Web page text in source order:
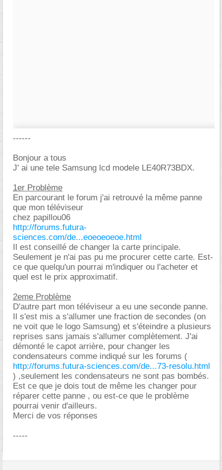
------
Bonjour a tous
J' ai une tele Samsung lcd modele LE40R73BDX.
1er Problème
En parcourant le forum j'ai retrouvé la même panne
que mon téléviseur
chez papillou06
http://forums.futura-
sciences.com/de...eoeoeoeoe.html
Il est conseillé de changer la carte principale.
Seulement je n'ai pas pu me procurer cette carte. Est-
ce que quelqu'un pourrai m'indiquer ou l'acheter et
quel est le prix approximatif.
2eme Problème
D'autre part mon téléviseur a eu une seconde panne.
Il s'est mis a s'allumer une fraction de secondes (on
ne voit que le logo Samsung) et s'éteindre a plusieurs
reprises sans jamais s'allumer complètement. J'ai
démonté le capot arrière, pour changer les
condensateurs comme indiqué sur les forums (
http://forums.futura-sciences.com/de...73-resolu.html
) ,seulement les condensateurs ne sont pas bombés.
Est ce que je dois tout de même les changer pour
réparer cette panne , ou est-ce que le problème
pourrai venir d'ailleurs.
Merci de vos réponses
-----